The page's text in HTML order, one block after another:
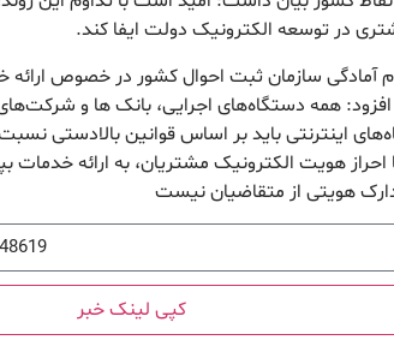
در توسعه الکترونیک دولت ایفا کند.
آمادگی سازمان ثبت احوال کشور در خصوص ارائه
همه دستگاه‌های اجرایی، بانک ها و
اینترنتی باید بر اساس قوانین بالادستی
احراز هویت الکترونیک مشتریان، به ارائه خدمات
هویتی از متقاضیان نیست
کپی لینک خبر